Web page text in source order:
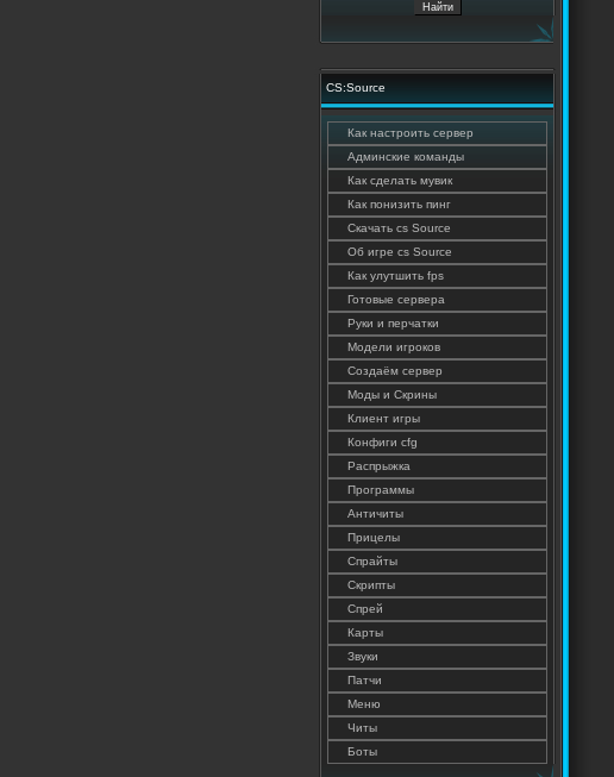
CS:Source
Как настроить сервер
Админские команды
Как сделать мувик
Как понизить пинг
Cкачать cs Source
Об игре cs Source
Как улутшить fps
Готовые сервера
Руки и перчатки
Модели игроков
Создаём сервер
Моды и Скрины
Клиент игры
Конфиги cfg
Распрыжка
Программы
Античиты
Прицелы
Спрайты
Скрипты
Спрей
Карты
Звуки
Патчи
Меню
Читы
Боты